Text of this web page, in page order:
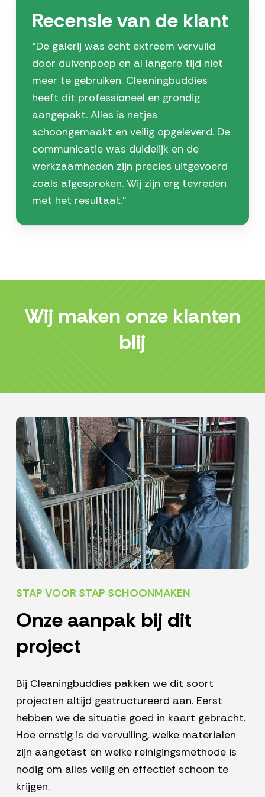
Recensie van de klant
“De galerij was echt extreem vervuild
door duivenpoep en al langere tijd niet
meer te gebruiken. Cleaningbuddies
heeft dit professioneel en grondig
aangepakt. Alles is netjes
schoongemaakt en veilig opgeleverd. De
communicatie was duidelijk en de
werkzaamheden zijn precies uitgevoerd
zoals afgesproken. Wij zijn erg tevreden
met het resultaat.”
Wij maken onze klanten
blij
STAP VOOR STAP SCHOONMAKEN
Onze aanpak bij dit
project
Bij Cleaningbuddies pakken we dit soort
projecten altijd gestructureerd aan. Eerst
hebben we de situatie goed in kaart gebracht.
Hoe ernstig is de vervuiling, welke materialen
zijn aangetast en welke reinigingsmethode is
nodig om alles veilig en effectief schoon te
krijgen.